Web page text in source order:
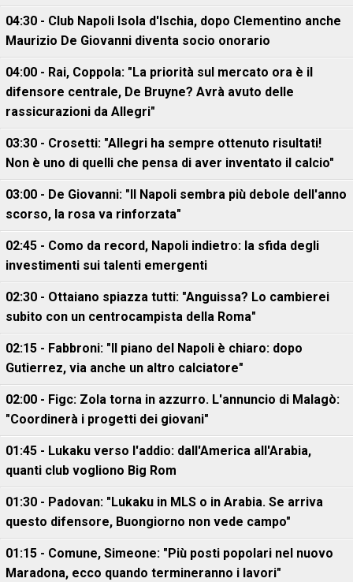
04:30 - Club Napoli Isola d'Ischia, dopo Clementino anche
Maurizio De Giovanni diventa socio onorario
04:00 - Rai, Coppola: "La priorità sul mercato ora è il
difensore centrale, De Bruyne? Avrà avuto delle
rassicurazioni da Allegri"
03:30 - Crosetti: "Allegri ha sempre ottenuto risultati!
Non è uno di quelli che pensa di aver inventato il calcio"
03:00 - De Giovanni: "Il Napoli sembra più debole dell'anno
scorso, la rosa va rinforzata"
02:45 - Como da record, Napoli indietro: la sfida degli
investimenti sui talenti emergenti
02:30 - Ottaiano spiazza tutti: "Anguissa? Lo cambierei
subito con un centrocampista della Roma"
02:15 - Fabbroni: "Il piano del Napoli è chiaro: dopo
Gutierrez, via anche un altro calciatore"
02:00 - Figc: Zola torna in azzurro. L'annuncio di Malagò:
"Coordinerà i progetti dei giovani"
01:45 - Lukaku verso l'addio: dall'America all'Arabia,
quanti club vogliono Big Rom
01:30 - Padovan: "Lukaku in MLS o in Arabia. Se arriva
questo difensore, Buongiorno non vede campo"
01:15 - Comune, Simeone: "Più posti popolari nel nuovo
Maradona, ecco quando termineranno i lavori"